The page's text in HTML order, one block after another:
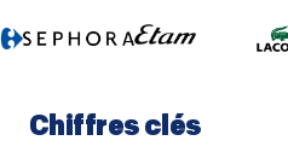
Chiffres clés